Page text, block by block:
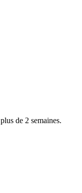
de 2 semaines.